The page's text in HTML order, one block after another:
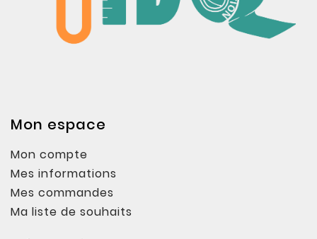
Mon espace
Mon compte
Mes informations
Mes commandes
Ma liste de souhaits